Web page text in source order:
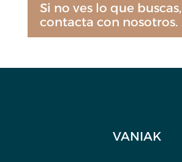
Si no ves lo que buscas,
contacta con nosotros.
VANIAK